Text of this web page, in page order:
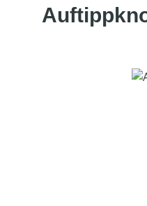
Bildergalerie